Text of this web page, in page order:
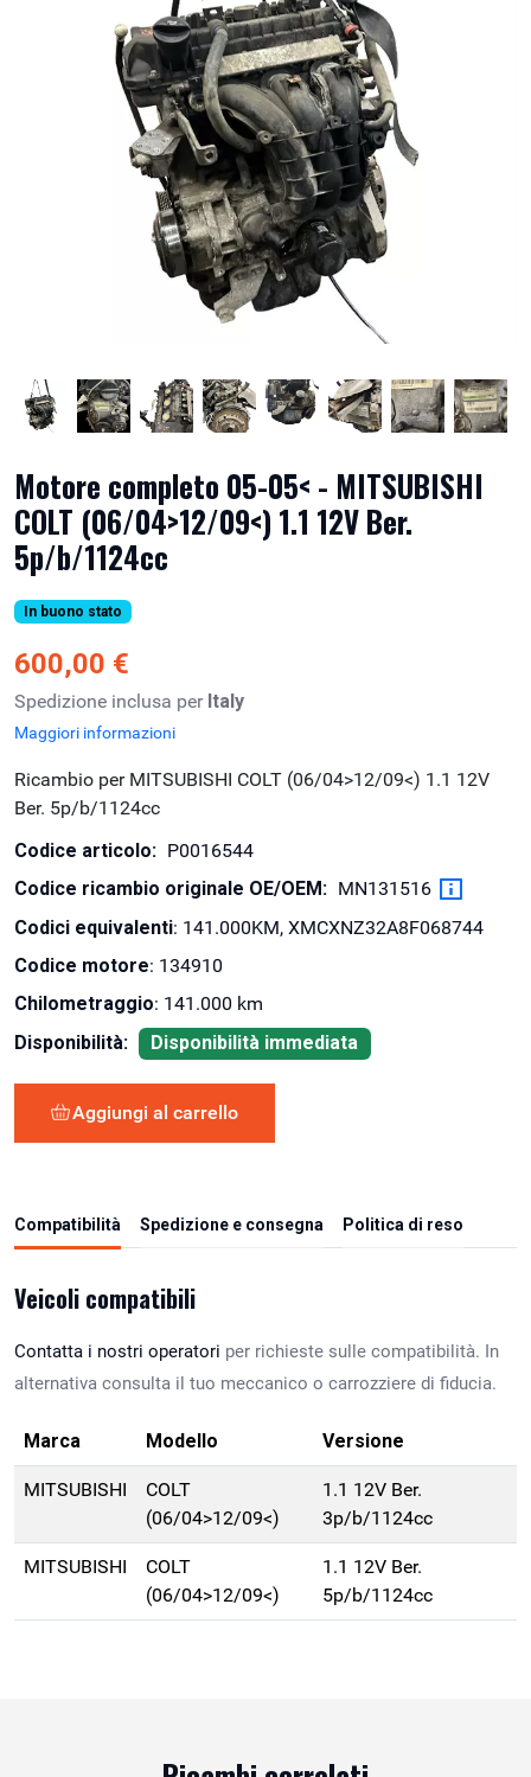
Motore completo 05-05< - MITSUBISHI
COLT (06/04>12/09<) 1.1 12V Ber.
5p/b/1124cc
In buono stato
600,00 €
Spedizione inclusa per Italy
Maggiori informazioni
Ricambio per MITSUBISHI COLT (06/04>12/09<) 1.1 12V
Ber. 5p/b/1124cc
Codice articolo: P0016544
Codice ricambio originale OE/OEM: MN131516
Codici equivalenti: 141.000KM, XMCXNZ32A8F068744
Codice motore: 134910
Chilometraggio: 141.000 km
Disponibilità:
Disponibilità immediata
Aggiungi al carrello
Compatibilità Spedizione e consegna Politica di reso
Veicoli compatibili
Contatta i nostri operatori per richieste sulle compatibilità. In
alternativa consulta il tuo meccanico o carrozziere di fiducia.
Marca Modello Versione
MITSUBISHI
COLT
(06/04>12/09<)
1.1 12V Ber.
3p/b/1124cc
MITSUBISHI
COLT
(06/04>12/09<)
1.1 12V Ber.
5p/b/1124cc